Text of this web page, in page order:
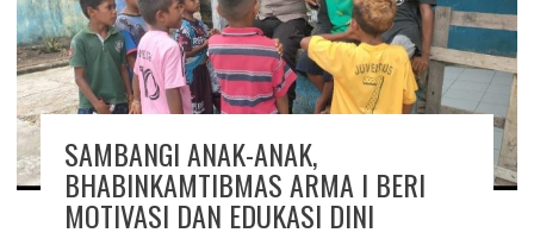
SAMBANGI ANAK-ANAK,
BHABINKAMTIBMAS ARMA I BERI
MOTIVASI DAN EDUKASI DINI